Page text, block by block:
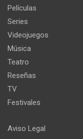
Películas
Series
Videojuegos
Música
Teatro
Reseñas
TV
Festivales
Aviso Legal